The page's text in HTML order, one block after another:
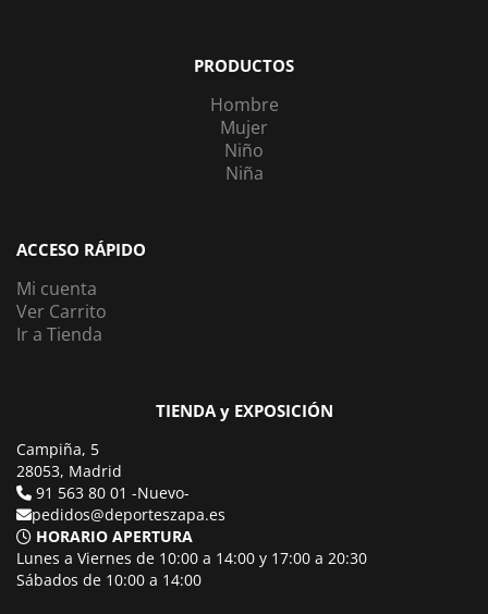
PRODUCTOS
Hombre
Mujer
Niño
Niña
ACCESO RÁPIDO
Mi cuenta
Ver Carrito
Ir a Tienda
TIENDA y EXPOSICIÓN
Campiña, 5
28053, Madrid
91 563 80 01 -Nuevo-
pedidos@deporteszapa.es
HORARIO APERTURA
Lunes a Viernes de 10:00 a 14:00 y 17:00 a 20:30
Sábados de 10:00 a 14:00